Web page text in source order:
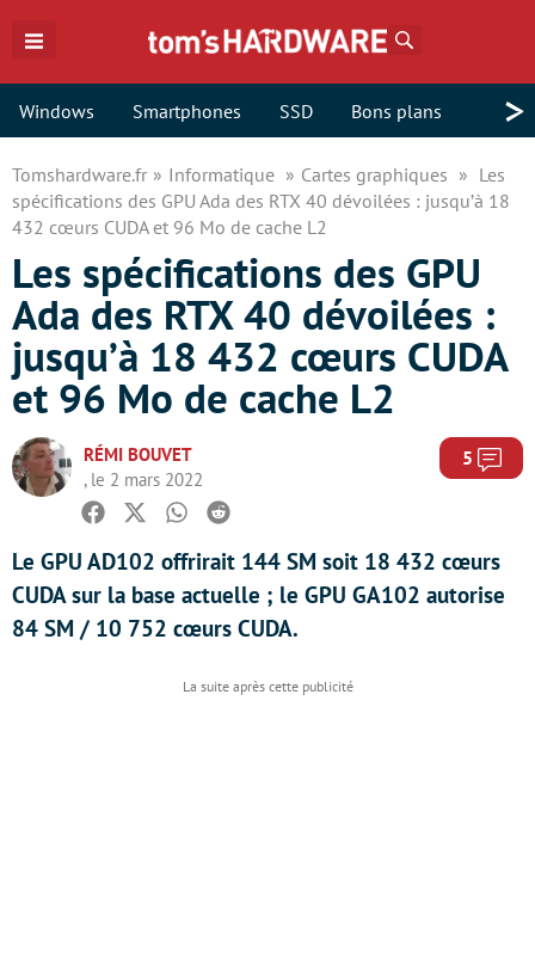
Windows Smartphones SSD Bons plans >
Tomshardware.fr Informatique Cartes graphiques
Les
spécifications des GPU Ada des RTX 40 dévoilées : jusqu’à 18
432 cœurs CUDA et 96 Mo de cache L2
Les spécifications des GPU
Ada des RTX 40 dévoilées :
jusqu’à 18 432 cœurs CUDA
et 96 Mo de cache L2
RÉMI BOUVET
, le 2 mars 2022
5
Facebook
TwitterWhatsapp
Reddit
Le GPU AD102 offrirait 144 SM soit 18 432 cœurs
CUDA sur la base actuelle ; le GPU GA102 autorise
84 SM / 10 752 cœurs CUDA.